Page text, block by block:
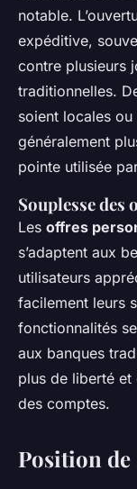
notable.
expéditive,
contre plusieurs
traditionnelles.
soient locales
généralement
pointe utilisée
Souplesse des
Les offres
s’adaptent aux
utilisateurs
facilement leurs
fonctionnalités
aux banques
plus de liberté et
des comptes.
Position de